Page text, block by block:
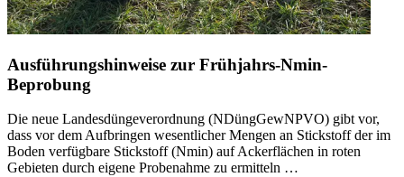
Ausführungshinweise zur Frühjahrs-Nmin-
Beprobung
Die neue Landesdüngeverordnung (NDüngGewNPVO) gibt vor,
dass vor dem Aufbringen wesentlicher Mengen an Stickstoff der im
Boden verfügbare Stickstoff (Nmin) auf Ackerflächen in roten
Gebieten durch eigene Probenahme zu ermitteln …